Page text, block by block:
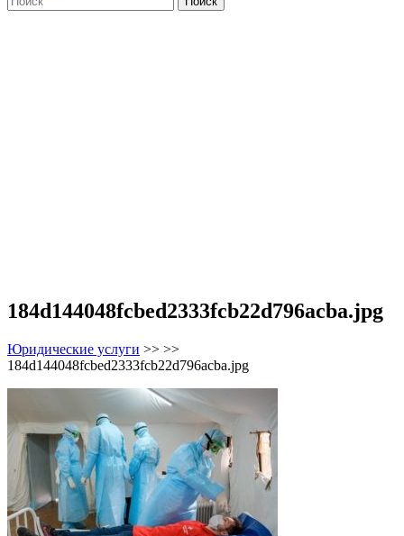
184d144048fcbed2333fcb22d796acba.jpg
Юридические услуги >> >>
184d144048fcbed2333fcb22d796acba.jpg